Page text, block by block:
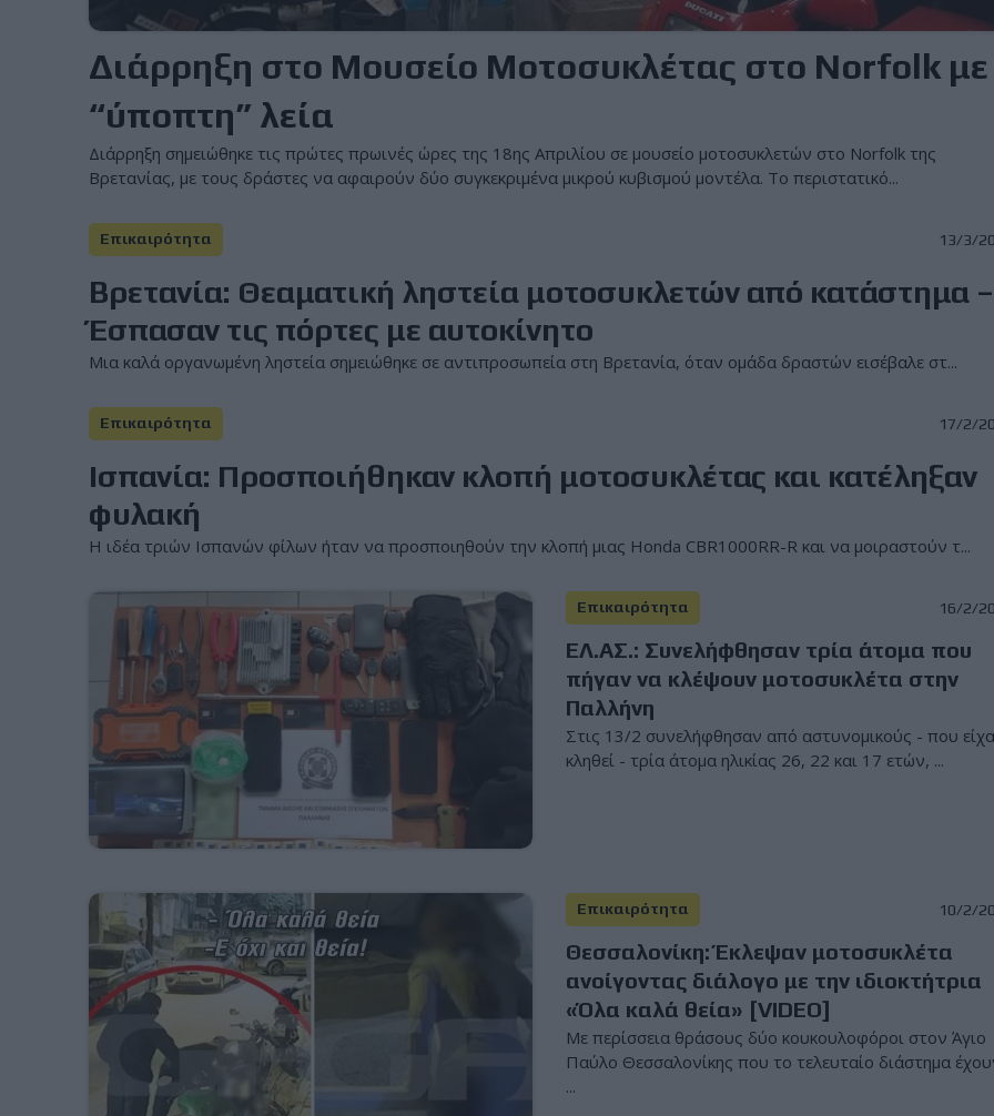
Διάρρηξη στο Μουσείο Μοτοσυκλέτας στο Norfolk με
“ύποπτη” λεία
Διάρρηξη σημειώθηκε τις πρώτες πρωινές ώρες της 18ης Απριλίου σε μουσείο μοτοσυκλετών στο Norfolk της
Βρετανίας, με τους δράστες να αφαιρούν δύο συγκεκριμένα μικρού κυβισμού μοντέλα. Το περιστατικό...
Επικαιρότητα 13/3/
Bρετανία: Θεαματική ληστεία μοτοσυκλετών από κατάστημα –
Έσπασαν τις πόρτες με αυτοκίνητο
Μια καλά οργανωμένη ληστεία σημειώθηκε σε αντιπροσωπεία στη Βρετανία, όταν ομάδα δραστών εισέβαλε στ...
Επικαιρότητα 17/2/
Ισπανία: Προσποιήθηκαν κλοπή μοτοσυκλέτας και κατέληξαν
φυλακή
Η ιδέα τριών Ισπανών φίλων ήταν να προσποιηθούν την κλοπή μιας Honda CBR1000RR-R και να μοιραστούν τ...
Επικαιρότητα 16/2/
ΕΛ.ΑΣ.: Συνελήφθησαν τρία άτομα που
πήγαν να κλέψουν μοτοσυκλέτα στην
Παλλήνη
Στις 13/2 συνελήφθησαν από αστυνομικούς - που
κληθεί - τρία άτομα ηλικίας 26, 22 και 17 ετών, ...
Επικαιρότητα 10/2/
Θεσσαλονίκη: Έκλεψαν μοτοσυκλέτα
ανοίγοντας διάλογο με την ιδιοκτήτρια
«Όλα καλά θεία» [VIDEO]
Με περίσσεια θράσους δύο κουκουλοφόροι στον Άγιο
Παύλο Θεσσαλονίκης που το τελευταίο διάστημα
...